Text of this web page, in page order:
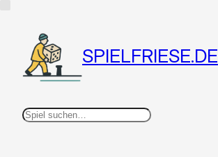
SPIELFRIESE.DE
Suchen